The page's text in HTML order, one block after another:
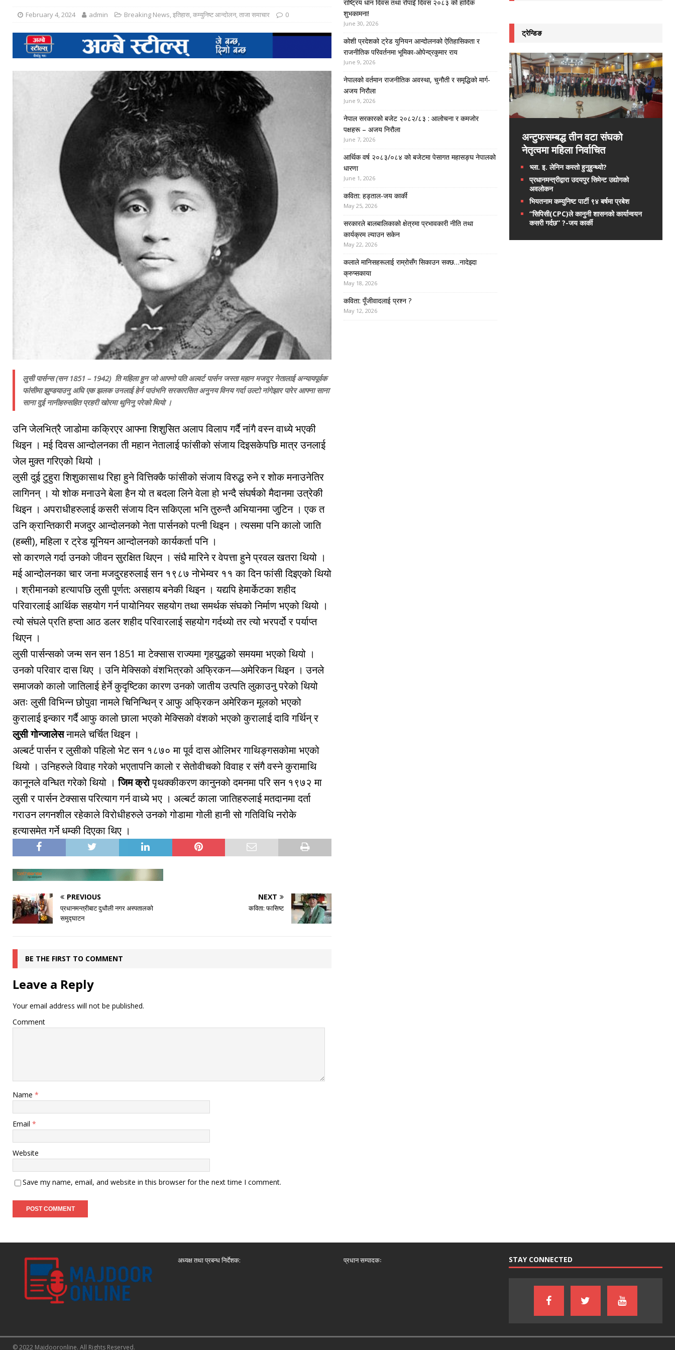
February 4, 2024 admin Breaking News,इतिहास,कम्युनिष्ट आन्दोलन,ताजा समाचार 0
लुसी पार्सन्स (सन 1851 – 1942) ति महिला हुन जो आफ्नो पति अल्वर्ट पार्सन जस्ता महान मजदुर नेतालाई अन्यायपूर्वक
फांसीमा झुण्डयाउनु अघि एक झलक उनलाई हेर्न पाउंभनि सरकारसित अनुनय विनय गर्दा उल्टो नांगेझार पारेर आफ्ना साना
साना दुई नानीहरुसहित प्रहरी खोरमा थुनिनु परेको थियो ।
उनि जेलभित्रै जाडोमा कक्रिएर आफ्ना शिशुसित अलाप विलाप गर्दै नांगै वस्न वाध्ये भएकी
थिइन । मई दिवस आन्दोलनका ती महान नेतालाई फांसीको संजाय दिइसकेपछि मात्र उनलाई
जेल मुक्त गरिएको थियो ।
लुसी दुई टुहुरा शिशुकासाथ रिहा हुने वित्तिक्कै फांसीको संजाय विरुद्ध रुने र शोक मनाउनेतिर
लागिनन् । यो शोक मनाउने बेला हैन यो त बदला लिने वेला हो भन्दै संघर्षको मैदानमा उत्रेकी
थिइन । अपराधीहरुलाई कसरी संजाय दिन सकिएला भनि तुरुन्तै अभियानमा जुटिन । एक त
उनि क्रान्तिकारी मजदुर आन्दोलनको नेता पार्सनको पत्नी थिइन । त्यसमा पनि कालो जाति
(हब्सी), महिला र ट्रेड यूनियन आन्दोलनको कार्यकर्ता पनि ।
सो कारणले गर्दा उनको जीवन सुरक्षित थिएन । संधै मारिने र वेपत्ता हुने प्रवल खतरा थियो ।
मई आन्दोलनका चार जना मजदुरहरुलाई सन १९८७ नोभेम्वर ११ का दिन फांसी दिइएको थियो
। श्रीमानको हत्यापछि लुसी पूर्णत: असहाय बनेकी थिइन । यद्यपि हेमार्केटका शहीद
परिवारलाई आर्थिक सहयोग गर्न पायोनियर सहयोग तथा समर्थक संघको निर्माण भएको थियो ।
त्यो संघले प्रति हप्ता आठ डलर शहीद परिवारलाई सहयोग गर्दथ्यो तर त्यो भरपर्दो र पर्याप्त
थिएन ।
लुसी पार्सन्सको जन्म सन सन 1851 मा टेक्सास राज्यमा गृहयुद्धको समयमा भएको थियो ।
उनको परिवार दास थिए । उनि मेक्सिको वंशभित्रको अफ्रिकन—अमेरिकन थिइन । उनले
समाजको कालो जातिलाई हेर्ने कुदृष्टिका कारण उनको जातीय उत्पति लुकाउनु परेको थियो
अतः लुसी विभिन्न छोपुवा नामले चिनिन्थिन् र आफु अफ्रिकन अमेरिकन मूलको भएको
कुरालाई इन्कार गर्दै आफु कालो छाला भएको मेक्सिको वंशको भएको कुरालाई दावि गर्थिन् र
लुसी गोन्जालेसनामले चर्चित थिइन ।
अल्बर्ट पार्सन र लुसीको पहिलो भेट सन १८७० मा पूर्व दास ओलिभर गाथिङ्गसकोमा भएको
थियो । उनिहरुले विवाह गरेको भएतापनि कालो र सेतोवीचको विवाह र संगै वस्ने कुरामाथि
कानूनले वन्धित गरेको थियो ।जिम क्रोपृथक्कीकरण कानुनको दमनमा परि सन १९७२ मा
लुसी र पार्सन टेक्सास परित्याग गर्न वाध्ये भए । अल्बर्ट काला जातिहरुलाई मतदानमा दर्ता
गराउन लगनशील रहेकाले विरोधीहरुले उनको गोडामा गोली हानी सो गतिविधि नरोके
हत्यासमेत गर्ने धम्की दिएका थिए ।
PREVIOUS
प्रधानमन्त्रीबाट दुधौली नगर अस्पतालको
समुद्घाटन
NEXT
कविता: फासिष्ट
BE THE FIRST TO COMMENT
Leave a Reply
Your email address will not be published.
Comment
Name *
Email *
Website
Save my name, email, and website in this browser for the next time I comment.
राष्ट्रिय धान दिवस तथा रोपाइँ दिवस २०८३ को हार्दिक
शुभकामना!
June 30, 2026
कोशी प्रदेशको ट्रेड युनियन आन्दोलनको ऐतिहासिकता र
राजनीतिक परिवर्तनमा भूमिका-ओपेन्द्रकुमार राय
June 9, 2026
नेपालको वर्तमान राजनीतिक अवस्था, चुनौती र समृद्धिको मार्ग-
अजय निरौला
June 9, 2026
नेपाल सरकारको बजेट २०८२/८३ : आलोचना र कमजोर
पक्षहरू – अजय निरौला
June 7, 2026
आर्थिक वर्ष २०८३/०८४ को बजेटमा पेसागत महासङ्घ नेपालको
धारणा
June 1, 2026
कविता: हड्ताल-जय कार्की
May 25, 2026
सरकारले बालबालिकाको क्षेत्रमा प्रभावकारी नीति तथा
कार्यक्रम ल्याउन सकेन
May 22, 2026
कलाले मानिसहरूलाई राम्रोसँग सिकाउन सक्छ…नादेझ्दा
क्रुप्सकाया
May 18, 2026
कविता: पूँजीवादलाई प्रश्न ?
May 12, 2026
ट्रेन्डिङ
अन्टुफसम्बद्ध तीन वटा संघको
नेतृत्वमा महिला निर्वाचित
भ्ला. इ. लेनिन कस्तो हुनुहुन्थ्यो?
प्रधानमन्त्रीद्वारा उदयपुर सिमेन्ट उद्योगको
अवलोकन
भियतनाम कम्युनिष्ट पार्टी ९४ बर्षमा प्रबेश
“सिपिसी(CPC)ले कानुनी शासनको कार्यान्वयन
कसरी गर्दछ” ?-जय कार्की
अध्यक्ष तथा प्रबन्ध निर्देशक: प्रधान सम्पादकः STAY CONNECTED
© 2022 Majdooronline. All Rights Reserved.